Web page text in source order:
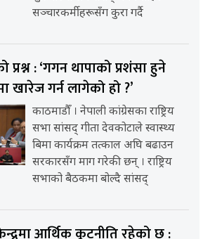
सञ्चारकर्मीहरूसँग कुरा गर्दै
: ‘गगन थापाको प्रशंसा हुने
खारेज गर्न लागेको हो ?’
काठमाडौँ । नेपाली कांग्रेसका राष्ट्रिय
सभा सांसद् गीता देवकोटाले स्वास्थ्य
बिमा कार्यक्रम तत्काल अघि बढाउन
सरकारसँग माग गरेकी छन् । राष्ट्रिय
सभाको बैठकमा बोल्दै सांसद्
केन्द्रमा आर्थिक कूटनीति रहेको छ :